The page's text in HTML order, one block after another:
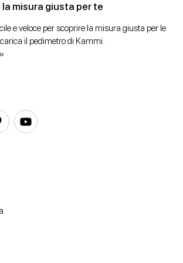
misura giusta per te
e veloce per scoprire la misura giusta per le
il pedimetro di Kammi.